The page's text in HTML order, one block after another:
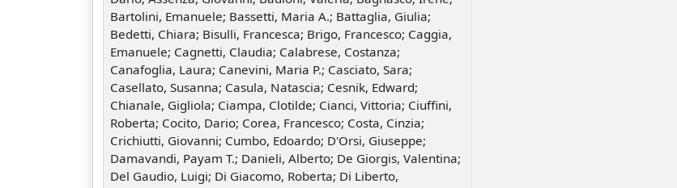
Bartolini, Emanuele; Bassetti, Maria A.; Battaglia, Giulia;
Bedetti, Chiara; Bisulli, Francesca; Brigo, Francesco; Caggia,
Emanuele; Cagnetti, Claudia; Calabrese, Costanza;
Canafoglia, Laura; Canevini, Maria P.; Casciato, Sara;
Casellato, Susanna; Casula, Natascia; Cesnik, Edward;
Chianale, Gigliola; Ciampa, Clotilde; Cianci, Vittoria; Ciuffini,
Roberta; Cocito, Dario; Corea, Francesco; Costa, Cinzia;
Crichiutti, Giovanni; Cumbo, Edoardo; D'Orsi, Giuseppe;
Damavandi, Payam T.; Danieli, Alberto; De Giorgis, Valentina;
Del Gaudio, Luigi; Di Giacomo, Roberta; Di Liberto,